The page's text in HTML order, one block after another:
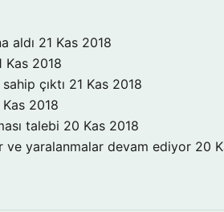
aldı 21 Kas 2018
Kas 2018
çıktı 21 Kas 2018
Kas 2018
talebi 20 Kas 2018
ve yaralanmalar devam ediyor 20